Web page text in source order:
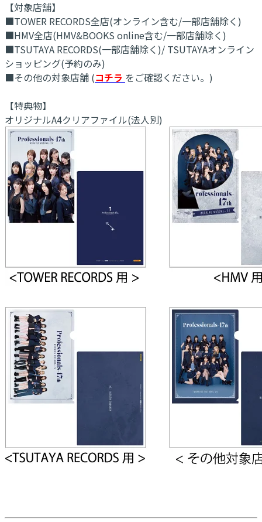
【対象店舗】
■TOWER RECORDS全店(オンライン含む/一部店舗除く)
■HMV全店(HMV&BOOKS online含む/一部店舗除く)
■TSUTAYA RECORDS(一部店舗除く)/ TSUTAYAオンライン
ショッピング(予約のみ)
■その他の対象店舗 (コチラ をご確認ください。)
【特典物】
オリジナルA4クリアファイル(法人別)